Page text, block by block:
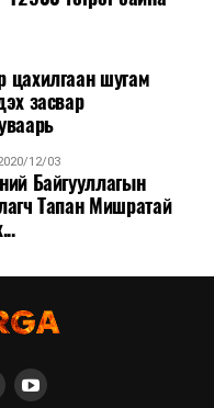
шугам
засвар
12/03
Байгууллагын
Тапан Мишратай